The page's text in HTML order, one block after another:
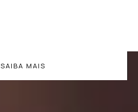
SAIBA MAIS